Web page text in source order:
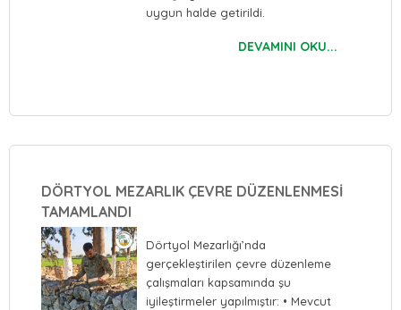
uygun halde getirildi.
DEVAMINI OKU...
DÖRTYOL MEZARLIK ÇEVRE DÜZENLENMESİ
TAMAMLANDI
Dörtyol Mezarlığı’nda
gerçekleştirilen çevre düzenleme
çalışmaları kapsamında şu
iyileştirmeler yapılmıştır: • Mevcut